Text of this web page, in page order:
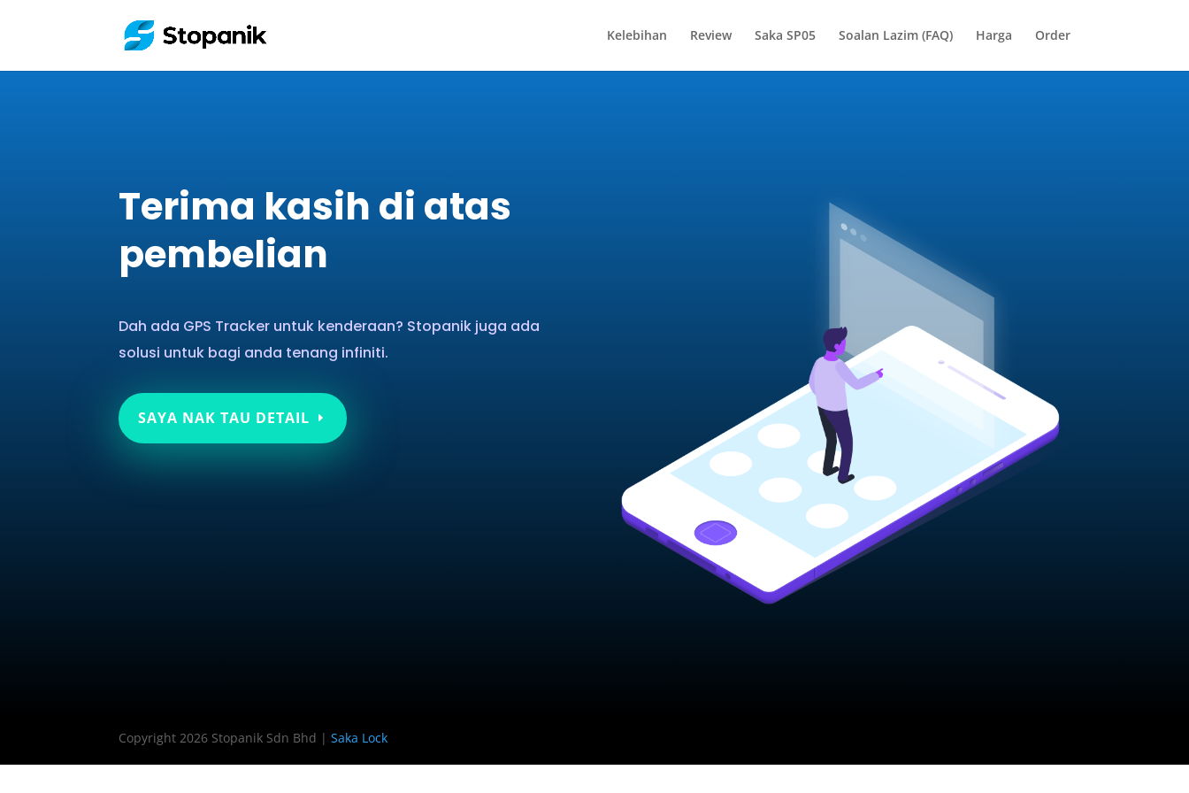
Kelebihan Review Saka SP05 Soalan Lazim (FAQ) Harga Order
Terima kasih di atas
pembelian
Dah ada GPS Tracker untuk kenderaan? Stopanik juga ada
solusi untuk bagi anda tenang infiniti.
SAYA NAK TAU DETAIL
Copyright 2026 Stopanik Sdn Bhd |Saka Lock